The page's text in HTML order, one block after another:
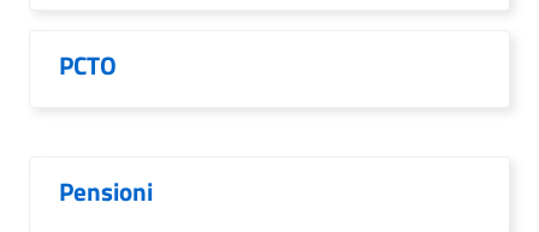
PCTO
Pensioni